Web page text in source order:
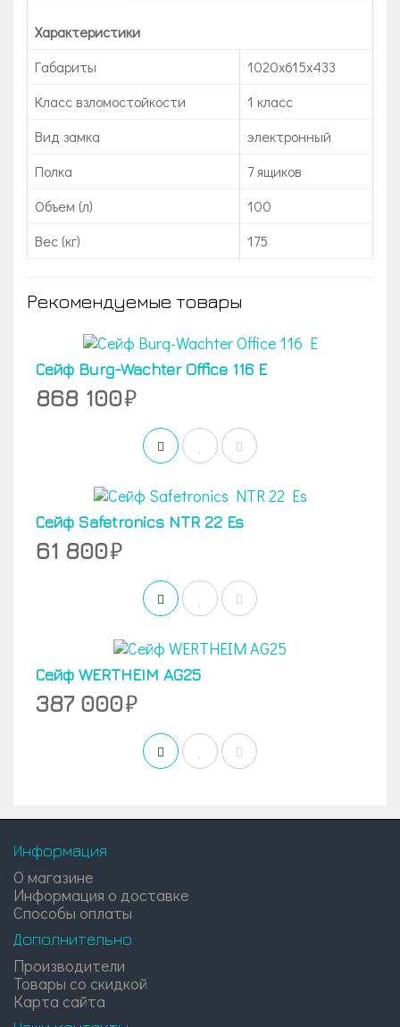
Характеристики
Габариты
1020х615х433
Класс взломостойкости
1 класс
Вид замка
электронный
Полка
7 ящиков
Объем (л)
100
Вес (кг)
175
Рекомендуемые товары
Сейф Burg-Wachter Office 116 E
868 100
Сейф Safetronics NTR 22 Es
61 800
Сейф WERTHEIM AG25
387 000
Информация
О магазине
Информация о доставке
Способы оплаты
Дополнительно
Производители
Товары со скидкой
Карта сайта